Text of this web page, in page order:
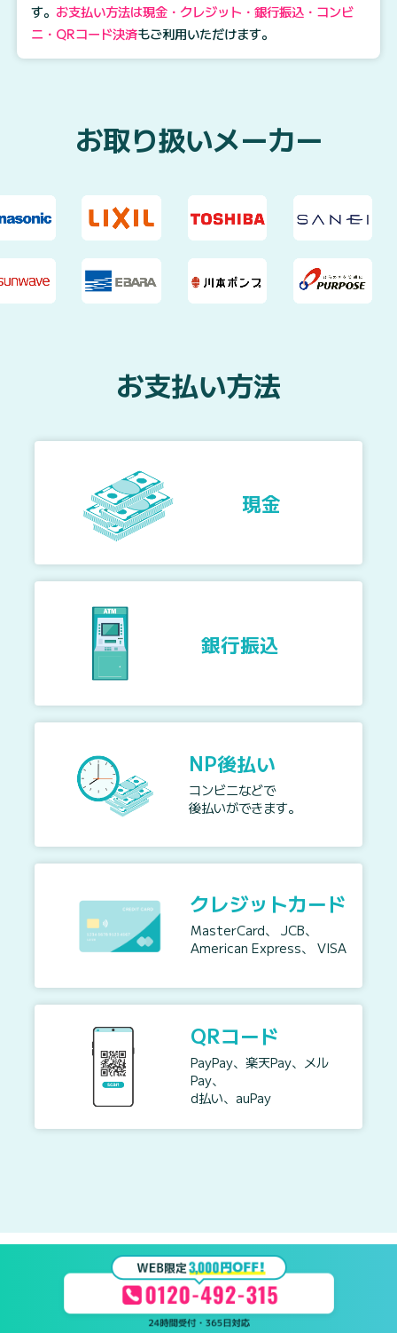
す。 お支払い方法は現金・クレジット・銀行振込・コンビ
ニ・QRコード決済もご利用いただけます。
お取り扱いメーカー
お支払い方法
現金
銀行振込
NP後払い
コンビニなどで
後払いができます。
クレジットカード
MasterCard、 JCB、
American Express、 VISA
QRコード
PayPay、楽天Pay、メル
Pay、
d払い、auPay
作業実績